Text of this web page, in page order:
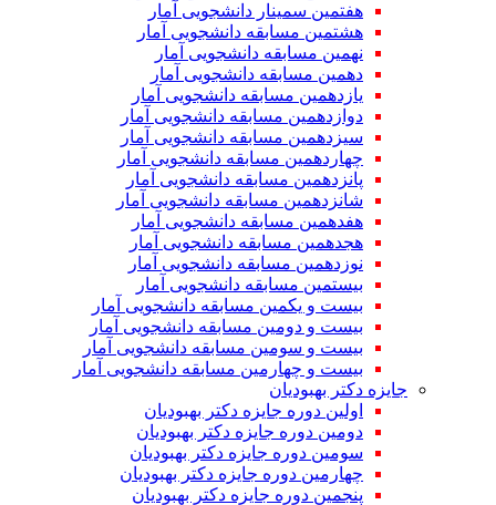
هفتمین سمینار دانشجویی آمار
هشتمین مسابقه دانشجویی آمار
نهمین مسابقه دانشجویی آمار
دهمین مسابقه دانشجویی آمار
یازدهمین مسابقه دانشجویی آمار
دوازدهمین مسابقه دانشجویی آمار
سیزدهمین مسابقه دانشجویی آمار
چهاردهمین مسابقه دانشجویی آمار
پانزدهمین مسابقه دانشجویی آمار
شانزدهمین مسابقه دانشجویی آمار
هفدهمین مسابقه دانشجویی آمار
هجدهمین مسابقه دانشجویی آمار
نوزدهمین مسابقه دانشجویی آمار
بیستمین مسابقه دانشجویی آمار
بیست و یکمین مسابقه دانشجویی آمار
بیست و دومین مسابقه دانشجویی آمار
بیست و سومین مسابقه دانشجویی آمار
بیست و چهارمین مسابقه دانشجویی آمار
جایزه دکتر بهبودیان
اولین دوره جایزه دکتر بهبودیان
دومین دوره جایزه دکتر بهبودیان
سومین دوره جایزه دکتر بهبودیان
چهارمین دوره جایزه دکتر بهبودیان
پنجمین دوره جایزه دکتر بهبودیان